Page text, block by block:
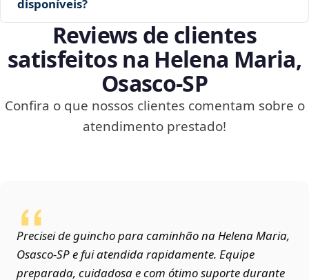
disponíveis?
Reviews de clientes
satisfeitos na Helena Maria,
Osasco‑SP
Confira o que nossos clientes comentam sobre o
atendimento prestado!
Precisei de guincho para caminhão na Helena Maria,
Osasco‑SP e fui atendida rapidamente. Equipe
preparada, cuidadosa e com ótimo suporte durante